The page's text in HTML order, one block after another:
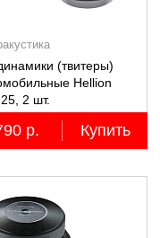
(твитеры)
Hellion
2 шт.
р. Купить